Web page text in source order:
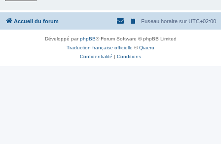
Accueil du forum Fuseau horaire sur UTC+02:00
Développé parphpBB® Forum Software © phpBB Limited
Traduction française officielle ©Qiaeru
Confidentialité | Conditions